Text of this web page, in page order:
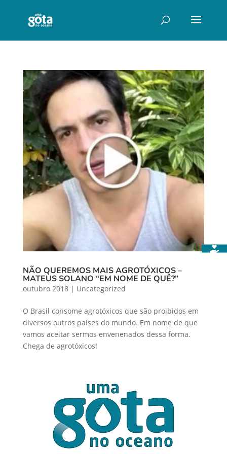
NÃO QUEREMOS MAIS AGROTÓXICOS –
MATEUS SOLANO “EM NOME DE QUÊ?”
outubro 2018| Uncategorized
O Brasil consome agrotóxicos que são proibidos em
diversos outros países do mundo. Em nome de que
vamos aceitar sermos envenenados dessa forma.
Chega de agrotóxicos!